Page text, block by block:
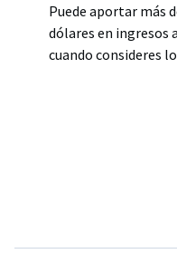
Puede aportar más
dólares en ingresos
cuando consideres